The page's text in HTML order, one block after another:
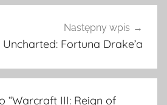
Następny wpis
Uncharted: Fortuna Drake’a
“Warcraft III: Reign of